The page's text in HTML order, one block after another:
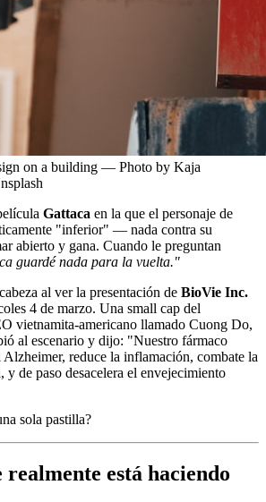
on a building — Photo by Kaja
Gattaca en la que el personaje de
"inferior" — nada contra su
abierto y gana. Cuando le preguntan
guardé nada para la vuelta."
al ver la presentación de BioVie Inc.
4 de marzo. Una small cap del
vietnamita-americano llamado Cuong Do,
al escenario y dijo: "Nuestro fármaco
reduce la inflamación, combate la
y de paso desacelera el envejecimiento
sola pastilla?
está haciendo